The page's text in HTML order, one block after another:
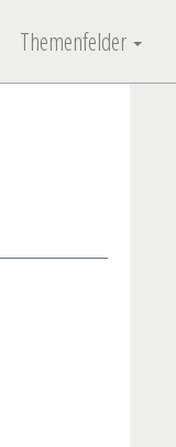
Themenfelder